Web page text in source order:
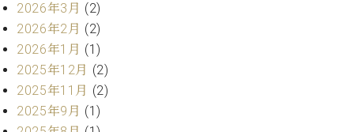
ー
ト
グ
ラ
ン
ド
ピ
納
実
績
ホ
ー
ル・
理
店
主
催
イ
ベ
ヒ
シ
ュ
タ
イ
2026年3月 (2)
2026年2月 (2)
2026年1月 (1)
2025年12月 (2)
2025年11月 (2)
2025年9月 (1)